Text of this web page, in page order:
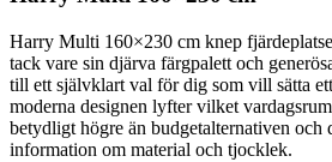
Harry Multi 160×230 cm knep
tack vare sin djärva färgpalett och
till ett självklart val för dig som vill sätta
moderna designen lyfter vilket
betydligt högre än budgetalternativen och
information om material och tjocklek.